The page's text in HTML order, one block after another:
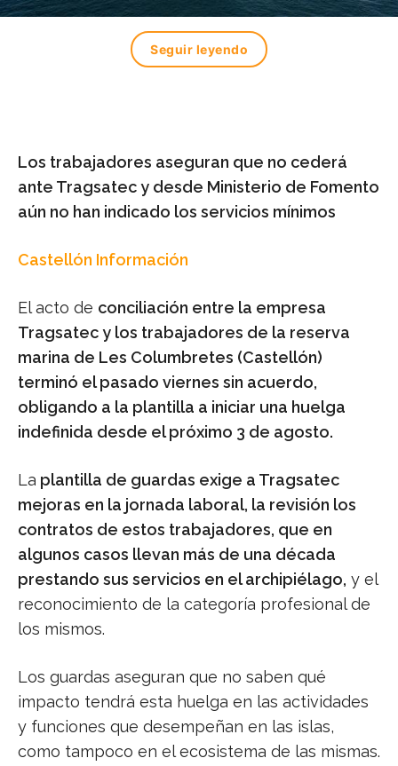
Seguir leyendo
Los trabajadores aseguran que no cederá
ante Tragsatec y desde Ministerio de Fomento
aún no han indicado los servicios mínimos
Castellón Información
El acto de conciliación entre la empresa
Tragsatec y los trabajadores de la reserva
marina de Les Columbretes (Castellón)
terminó el pasado viernes sin acuerdo,
obligando a la plantilla a iniciar una huelga
indefinida desde el próximo 3 de agosto.
La plantilla de guardas exige a Tragsatec
mejoras en la jornada laboral, la revisión los
contratos de estos trabajadores, que en
algunos casos llevan más de una década
prestando sus servicios en el archipiélago, y el
reconocimiento de la categoría profesional de
los mismos.
Los guardas aseguran que no saben qué
impacto tendrá esta huelga en las actividades
y funciones que desempeñan en las islas,
como tampoco en el ecosistema de las mismas.